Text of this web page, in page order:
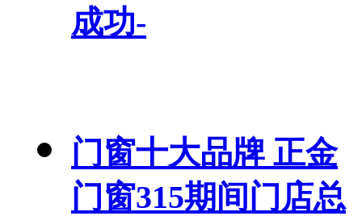
成功-
门窗十大品牌 正金
门窗315期间门店总